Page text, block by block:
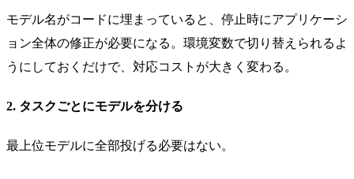
モデル名がコードに埋まっていると、停止時にアプリケーシ
ョン全体の修正が必要になる。環境変数で切り替えられるよ
うにしておくだけで、対応コストが大きく変わる。
2. タスクごとにモデルを分ける
最上位モデルに全部投げる必要はない。